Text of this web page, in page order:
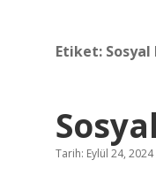
Etiket:
Tarih: Eylül 24, 2024